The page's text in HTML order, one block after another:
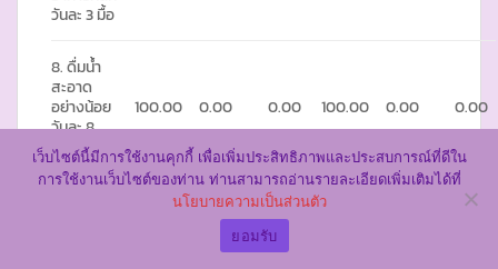
วันละ 3 มื้อ
8. ดื่มน้ำ
สะอาด
อย่างน้อย
วันละ 8
แก้ว
100.00 0.00 0.00 100.00 0.00 0.00
เว็บไซต์นี้มีการใช้งานคุกกี้ เพื่อเพิ่มประสิทธิภาพและประสบการณ์ที่ดีใน
การใช้งานเว็บไซต์ของท่าน ท่านสามารถอ่านรายละเอียดเพิ่มเติมได้ที่
นโยบายความเป็นส่วนตัว
ยอมรับ